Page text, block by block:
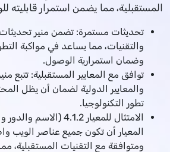
المستقبلية، مما يضمن استمرار قابليته
تحديثات مستمرة: تضمن منير
والتقنيات، مما يساعد في مواكبة
وضمان استمرارية الوصول.
توافق مع المعايير المستقبلية: تتبع
والمعايير الدولية لضمان أن يظل
تطور التكنولوجيا.
الامتثال للمعيار 4.1.2
المعيار أن تكون جميع عناصر الويب
ومتوافقة مع التقنيات المستقبلية،